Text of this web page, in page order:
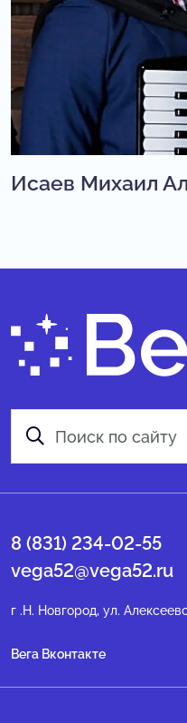
Исаев Михаил
8 (831) 234-02-55
vega52@vega52.ru
г .Н. Новгород, ул.
Вега Вконтакте